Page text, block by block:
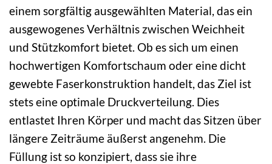
einem sorgfältig ausgewählten Material, das ein
ausgewogenes Verhältnis zwischen Weichheit
und Stützkomfort bietet. Ob es sich um einen
hochwertigen Komfortschaum oder eine dicht
gewebte Faserkonstruktion handelt, das Ziel ist
stets eine optimale Druckverteilung. Dies
entlastet Ihren Körper und macht das Sitzen über
längere Zeiträume äußerst angenehm. Die
Füllung ist so konzipiert, dass sie ihre